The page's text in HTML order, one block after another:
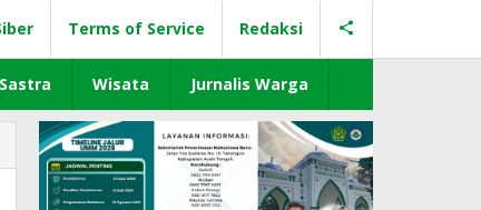
Terms of Service Redaksi
Sastra Wisata Jurnalis Warga